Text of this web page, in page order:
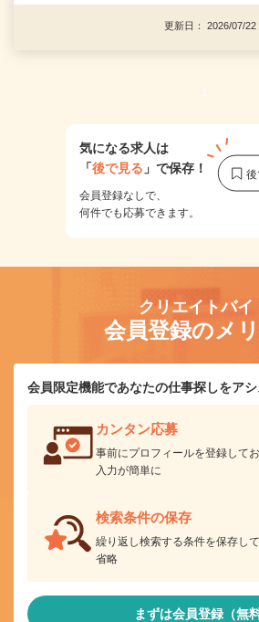
更新日： 2026/07/
1
気になる求人は
「後で見る 」で保存！
会員登録なしで、
何件でも応募できます。
クリエイトバイ
会員登録のメ
会員限定機能であなたの仕事探しをアシ
カンタン応募
事前にプロフィールを登録して
入力が簡単に
検索条件の保存
繰り返し検索する条件を保存し
省略
まずは会員登録（無料